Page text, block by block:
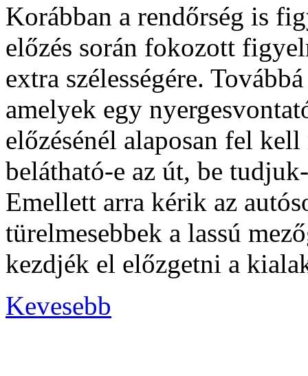
Korábban a rendőrség is
előzés során fokozott
extra szélességére.
amelyek egy
előzésénél alaposan fel
belátható-e az út, be
Emellett arra kérik az
türelmesebbek a lassú
kezdjék el előzgetni a
Kevesebb